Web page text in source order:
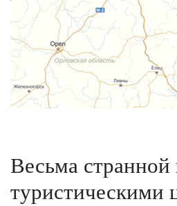
Весьма
туристическими